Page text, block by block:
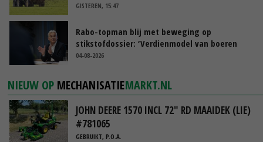
GISTEREN, 15:47
Rabo-topman blij met beweging op
stikstofdossier: ‘Verdienmodel van boeren
blijft cruciaal’
04-08-2026
NIEUW OP MECHANISATIEMARKT.NL
JOHN DEERE 1570 INCL 72" RD MAAIDEK (LIE)
#781065
GEBRUIKT, P.O.A.